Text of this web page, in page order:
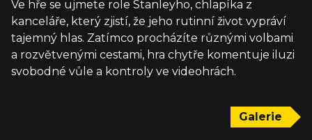
Ve hře se ujmete role Stanleyho, chlapíka z
kanceláře, který zjistí, že jeho rutinní život vypráví
tajemný hlas. Zatímco procházíte různými volbami
a rozvětvenými cestami, hra chytře komentuje iluzi
svobodné vůle a kontroly ve videohrách.
Galerie